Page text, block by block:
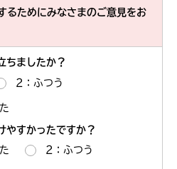
るためにみなさまのご意見をお
ちましたか？
2：ふつう
やすかったですか？
2：ふつう